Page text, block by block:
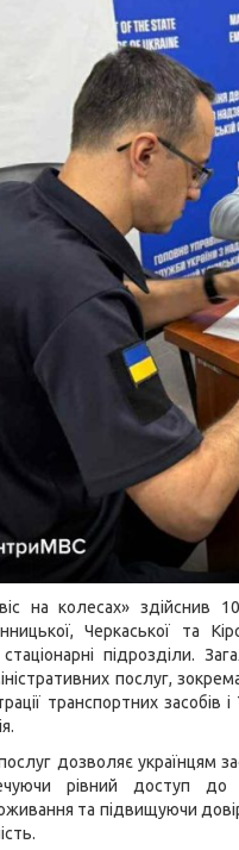
на колесах» здійснив
Черкаської та
підрозділи.
послуг,
транспортних засобів
дозволяє українцям
рівний доступ до
та підвищуючи